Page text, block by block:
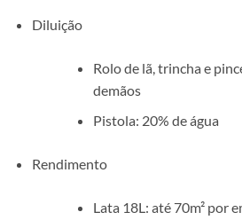
Diluição
Rolo de lã, trincha e
demãos
Pistola: 20% de água
Rendimento
Lata 18L: até 70m² por